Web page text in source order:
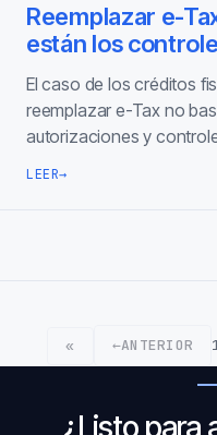
Reemplazar e-
están los
El caso de los créditos
reemplazar e-Tax no
autorizaciones y
LEER→
« ←ANTERIOR
¿Listo para